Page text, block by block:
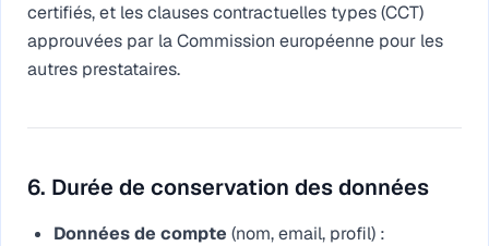
certifiés, et les clauses contractuelles types (CCT)
approuvées par la Commission européenne pour les
autres prestataires.
6. Durée de conservation des données
Données de compte (nom, email, profil) :